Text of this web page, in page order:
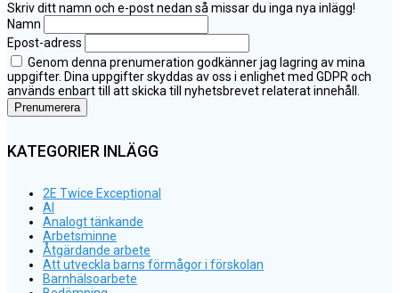
Skriv ditt namn och e-post nedan så missar du inga nya inlägg!
Namn
Epost-adress
Genom denna prenumeration godkänner jag lagring av mina
uppgifter. Dina uppgifter skyddas av oss i enlighet med GDPR och
används enbart till att skicka till nyhetsbrevet relaterat innehåll.
KATEGORIER INLÄGG
2E Twice Exceptional
AI
Analogt tänkande
Arbetsminne
Åtgärdande arbete
Att utveckla barns förmågor i förskolan
Barnhälsoarbete